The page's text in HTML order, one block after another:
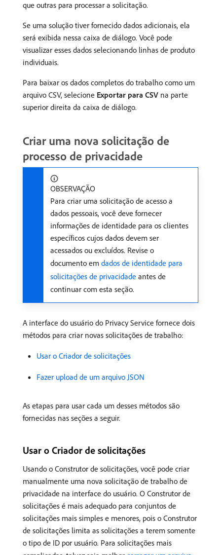
que outras para processar a solicitação.
Se uma solução tiver fornecido dados adicionais, ela
será exibida nessa caixa de diálogo. Você pode
visualizar esses dados selecionando linhas de produto
individuais.
Para baixar os dados completos do trabalho como um
arquivo CSV, selecione Exportar para CSV na parte
superior direita da caixa de diálogo.
Criar uma nova solicitação de
processo de privacidade
OBSERVAÇÃO
Para criar uma solicitação de acesso a
dados pessoais, você deve fornecer
informações de identidade para os clientes
específicos cujos dados devem ser
acessados ou excluídos. Revise o
documento em dados de identidade para
solicitações de privacidade antes de
continuar com esta seção.
A interface do usuário do Privacy Service fornece dois
métodos para criar novas solicitações de trabalho:
Usar o Criador de solicitações
Fazer upload de um arquivo JSON
As etapas para usar cada um desses métodos são
fornecidas nas seções a seguir.
Usar o Criador de solicitações
Usando o Construtor de solicitações, você pode criar
manualmente uma nova solicitação de trabalho de
privacidade na interface do usuário. O Construtor de
solicitações é mais adequado para conjuntos de
solicitações mais simples e menores, pois o Construtor
de solicitações limita as solicitações a terem somente
o tipo de ID por usuário. Para solicitações mais